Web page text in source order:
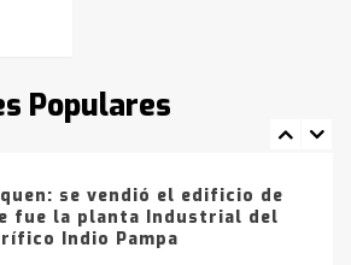
Populares
detenidos por
de drogas en la
del sábado
se vendió el edificio de
fue la planta Industrial del
Indio Pampa